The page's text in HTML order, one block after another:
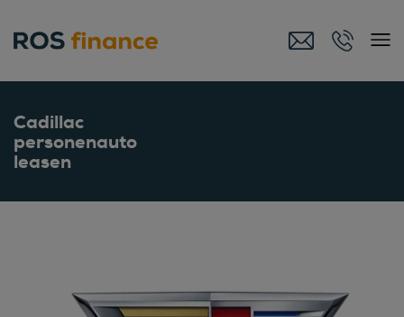
Cadillac
personenauto
leasen